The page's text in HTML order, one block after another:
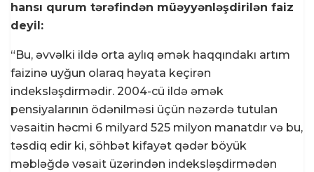
hansı qurum tərəfindən müəyyənləşdirilən faiz
deyil:
“Bu, əvvəlki ildə orta aylıq əmək haqqındakı artım
faizinə uyğun olaraq həyata keçirən
indeksləşdirmədir. 2004-cü ildə əmək
pensiyalarının ödənilməsi üçün nəzərdə tutulan
vəsaitin həcmi 6 milyard 525 milyon manatdır və bu,
təsdiq edir ki, söhbət kifayət qədər böyük
məbləğdə vəsait üzərindən indeksləşdirmədən